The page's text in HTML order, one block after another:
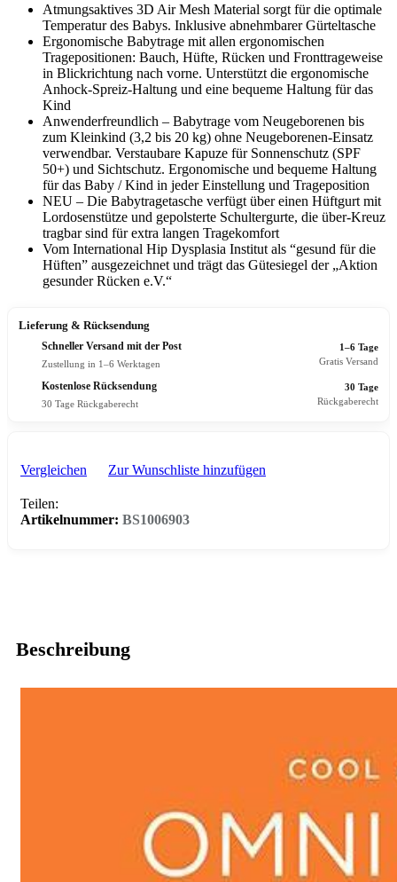
Atmungsaktives 3D Air Mesh Material sorgt für die optimale
Temperatur des Babys. Inklusive abnehmbarer Gürteltasche
Ergonomische Babytrage mit allen ergonomischen
Tragepositionen: Bauch, Hüfte, Rücken und Fronttrageweise
in Blickrichtung nach vorne. Unterstützt die ergonomische
Anhock-Spreiz-Haltung und eine bequeme Haltung für das
Kind
Anwenderfreundlich – Babytrage vom Neugeborenen bis
zum Kleinkind (3,2 bis 20 kg) ohne Neugeborenen-Einsatz
verwendbar. Verstaubare Kapuze für Sonnenschutz (SPF
50+) und Sichtschutz. Ergonomische und bequeme Haltung
für das Baby / Kind in jeder Einstellung und Trageposition
NEU – Die Babytragetasche verfügt über einen Hüftgurt mit
Lordosenstütze und gepolsterte Schultergurte, die über-Kreuz
tragbar sind für extra langen Tragekomfort
Vom International Hip Dysplasia Institut als “gesund für die
Hüften” ausgezeichnet und trägt das Gütesiegel der „Aktion
gesunder Rücken e.V.“
Lieferung & Rücksendung
Schneller Versand mit der Post
Zustellung in 1–6 Werktagen
1–6 Tage
Gratis Versand
Kostenlose Rücksendung
30 Tage Rückgaberecht
30 Tage
Rückgaberecht
Vergleichen Zur Wunschliste hinzufügen
Teilen:
Artikelnummer: BS1006903
Beschreibung